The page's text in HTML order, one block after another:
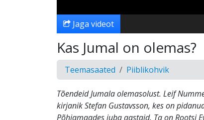
Jaga videot
Kas Jumal on olemas?
Teemasaated Piiblikohvik
Tõendeid Jumala olemasolust. Leif
kirjanik Stefan Gustavsson, kes on
Põhjamaades juba aastaid. Ta on Rootsi